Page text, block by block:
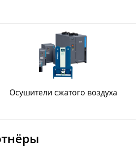
Осушители сжатого воздуха